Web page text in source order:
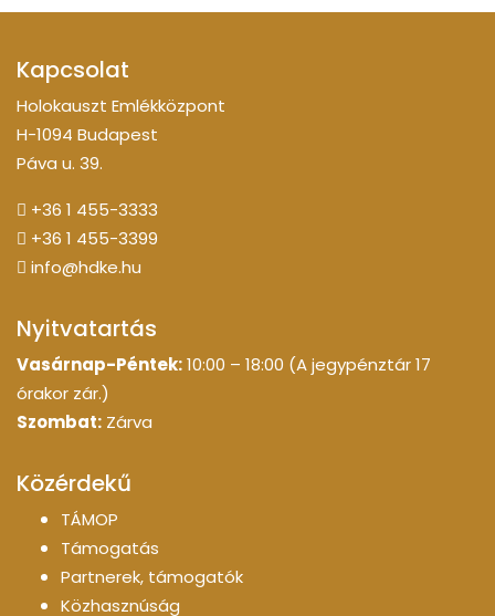
Kapcsolat
Holokauszt Emlékközpont
H-1094 Budapest
Páva u. 39.
+36 1 455-3333
+36 1 455-3399
info@hdke.hu
Nyitvatartás
Vasárnap-Péntek:10:00 – 18:00 (A jegypénztár 17
órakor zár.)
Szombat: Zárva
Közérdekű
TÁMOP
Támogatás
Partnerek, támogatók
Közhasznúság